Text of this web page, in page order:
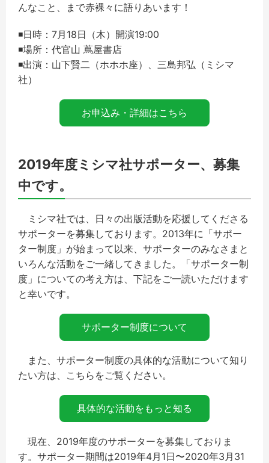
んなこと、まで赤裸々に語りあいます！
◾️日時：7月18日（木）開演19:00
◾️場所：代官山 蔦屋書店
◾️出演：山下賢二（ホホホ座）、三島邦弘（ミシマ
社）
お申込み・詳細はこちら
2019年度ミシマ社サポーター、募集
中です。
ミシマ社では、日々の出版活動を応援してくださる
サポーターを募集しております。2013年に「サポー
ター制度」が始まって以来、サポーターのみなさまと
いろんな活動をご一緒してきました。「サポーター制
度」についての考え方は、下記をご一読いただけます
と幸いです。
サポーター制度について
また、サポーター制度の具体的な活動について知り
たい方は、こちらをご覧ください。
具体的な活動をもっと知る
現在、2019年度のサポーターを募集しておりま
す。サポーター期間は2019年4月1日〜2020年3月31